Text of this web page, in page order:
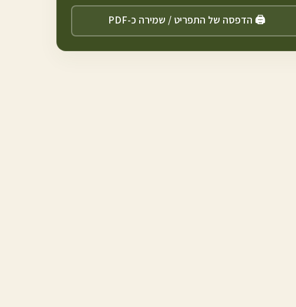
🖨️ הדפסה של התפריט / שמירה כ-PDF